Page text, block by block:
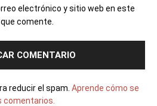
electrónico y sitio web en este
comente.
reducir el spam. Aprende cómo se
comentarios.